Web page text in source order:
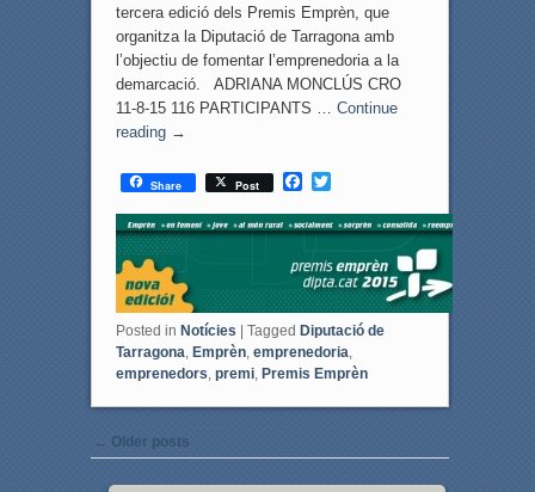
tercera edició dels Premis Emprèn, que
organitza la Diputació de Tarragona amb
l’objectiu de fomentar l’emprenedoria a la
demarcació. ADRIANA MONCLÚS CRO
11-8-15 116 PARTICIPANTS … Continue
reading →
Share Post
F
c
e
b
o
o
k
T
i
t
t
e
r
Posted in Notícies | Tagged Diputació de
Tarragona Emprèn, emprenedoria
emprenedors premi, Premis Emprèn
Post navigation
← Older posts